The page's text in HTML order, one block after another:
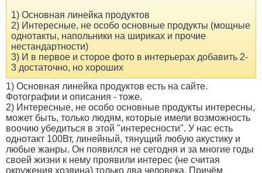
1) Основная линейка продуктов
2) Интересные, не особо основные продукты (мощные
однотакты, напольники на шириках и прочие
нестандартности)
3) И в первое и сторое фото в интерьерах добавить 2-
3 достаточно, но хороших
1) Основная линейка продуктов есть на сайте.
Фотографии и описания - тоже.
2) Интересные, не особо основные продукты интересны,
может быть, только людям, которые имели возможность
воочию убедиться в этой "интересности". У нас есть
однотакт 100Вт, линейный, тянущий любую акустику и
любые жанры. Он появился не сегодня и за многие годы
своей жизни к нему проявили интерес (не считая
окружения хозяина) только два человека. Причём